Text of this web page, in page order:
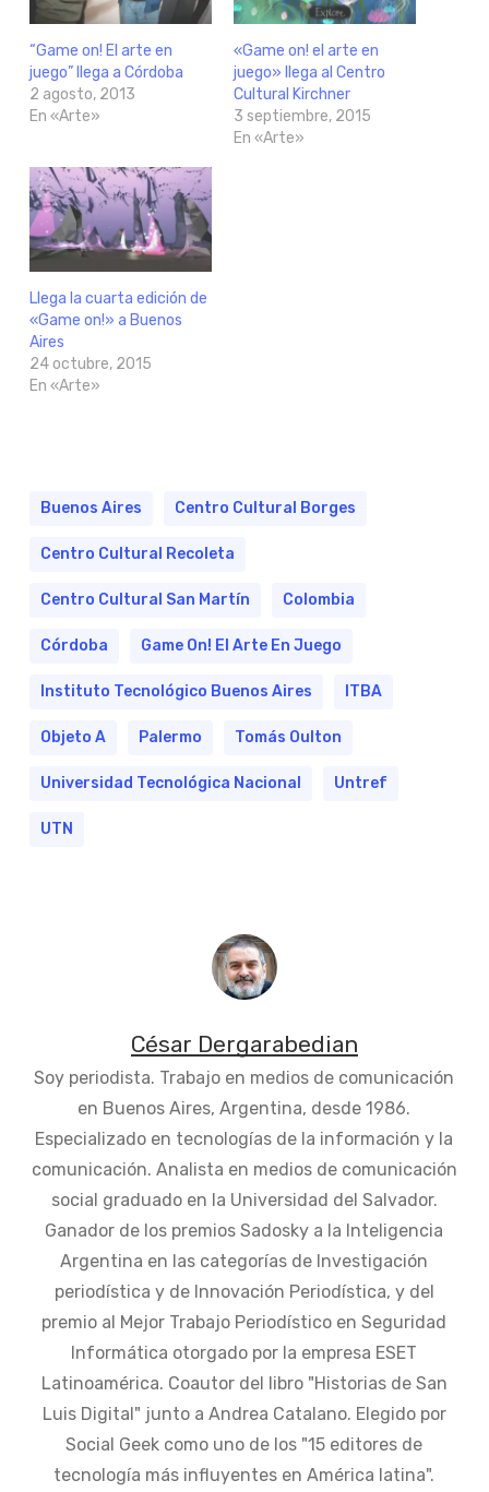
“Game on! El arte en
juego” llega a Córdoba
2 agosto, 2013
En «Arte»
«Game on! el arte en
juego» llega al Centro
Cultural Kirchner
3 septiembre, 2015
En «Arte»
Llega la cuarta edición de
«Game on!» a Buenos
Aires
24 octubre, 2015
En «Arte»
Buenos Aires Centro Cultural Borges
Centro Cultural Recoleta
Centro Cultural San Martín Colombia
Córdoba Game On! El Arte En Juego
Instituto Tecnológico Buenos Aires ITBA
Objeto A Palermo Tomás Oulton
Universidad Tecnológica Nacional Untref
UTN
César Dergarabedian
Soy periodista. Trabajo en medios de comunicación
en Buenos Aires, Argentina, desde 1986.
Especializado en tecnologías de la información y la
comunicación. Analista en medios de comunicación
social graduado en la Universidad del Salvador.
Ganador de los premios Sadosky a la Inteligencia
Argentina en las categorías de Investigación
periodística y de Innovación Periodística, y del
premio al Mejor Trabajo Periodístico en Seguridad
Informática otorgado por la empresa ESET
Latinoamérica. Coautor del libro "Historias de San
Luis Digital" junto a Andrea Catalano. Elegido por
Social Geek como uno de los "15 editores de
tecnología más influyentes en América latina".